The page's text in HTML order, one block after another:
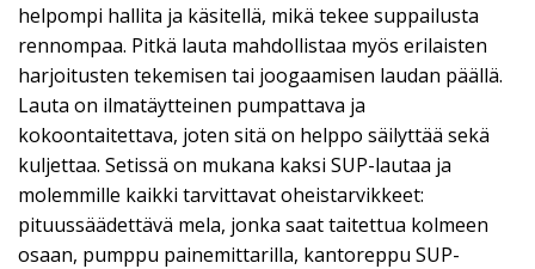
helpompi hallita ja käsitellä, mikä tekee suppailusta
rennompaa. Pitkä lauta mahdollistaa myös erilaisten
harjoitusten tekemisen tai joogaamisen laudan päällä.
Lauta on ilmatäytteinen pumpattava ja
kokoontaitettava, joten sitä on helppo säilyttää sekä
kuljettaa. Setissä on mukana kaksi SUP-lautaa ja
molemmille kaikki tarvittavat oheistarvikkeet:
pituussäädettävä mela, jonka saat taitettua kolmeen
osaan, pumppu painemittarilla, kantoreppu SUP-